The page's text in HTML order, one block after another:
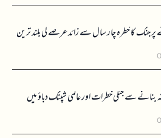
جنگ کا خطرہ چار سال سے زائد عرصے کی بلند ترین
بنانے سے جنگی خطرات اور عالمی شپنگ دباؤ میں